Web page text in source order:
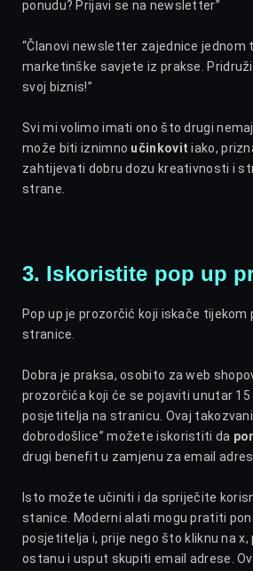
ponudu? Prijavi se na newsletter”
“Članovi newsletter zajednice jednom
marketinške savjete iz prakse.
svoj biznis!”
Svi mi volimo imati ono što drugi
može biti iznimno učinkovitiako,
zahtijevati dobru dozu kreativnosti i
strane.
3. Iskoristite pop up
Pop up je prozorčić koji iskače tijekom
stranice.
Dobra je praksa, osobito za web
prozorčića koji će se pojaviti unutar 15
posjetitelja na stranicu. Ovaj takozvani
dobrodošlice” možete iskoristiti da
drugi benefit u zamjenu za email
Isto možete učiniti i da spriječite
stanice. Moderni alati mogu pratiti
posjetitelja i, prije nego što kliknu na
ostanu i usput skupiti email adrese.